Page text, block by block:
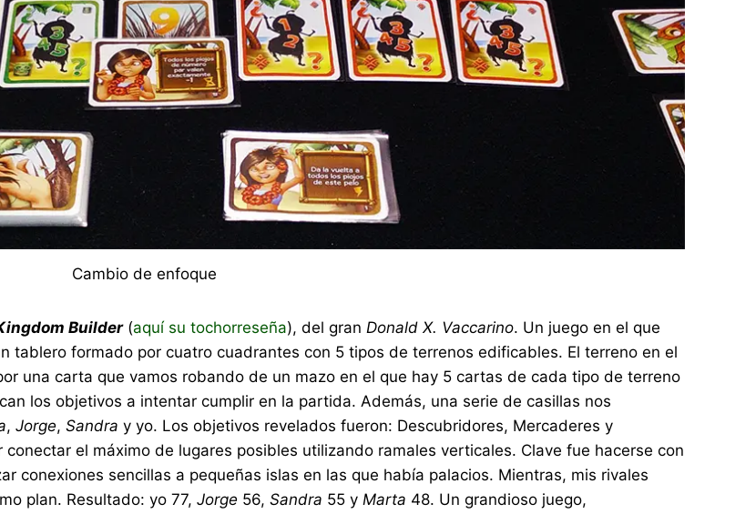
Cambio de enfoque
Builder(aquí su tochorreseña), del gran Donald X. Vaccarino. Un juego en el que
tablero formado por cuatro cuadrantes con 5 tipos de terrenos edificables. El terreno en el
una carta que vamos robando de un mazo en el que hay 5 cartas de cada tipo de terreno
los objetivos a intentar cumplir en la partida. Además, una serie de casillas nos
,Jorge,Sandra y yo. Los objetivos revelados fueron: Descubridores, Mercaderes y
el máximo de lugares posibles utilizando ramales verticales. Clave fue hacerse con
conexiones sencillas a pequeñas islas en las que había palacios. Mientras, mis rivales
plan. Resultado: yo 77,Jorge 56,Sandra 55 y Marta 48. Un grandioso juego,